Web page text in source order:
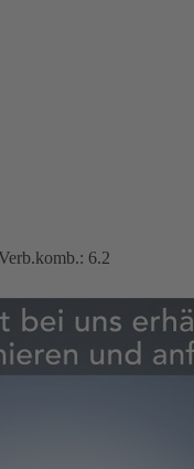
6.2